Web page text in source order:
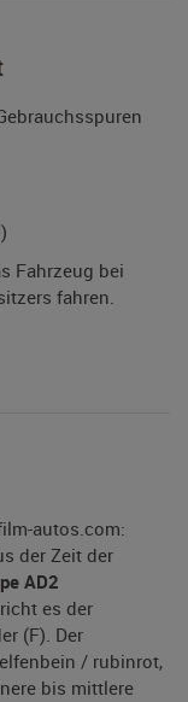
Fahrzeug bei
fahren.
autos.com:
der Zeit der
AD2
es der
(F). Der
/ rubinrot,
bis mittlere